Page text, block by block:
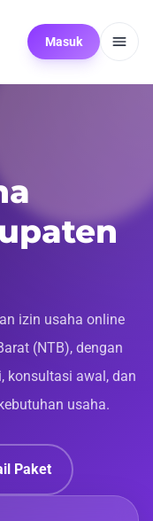
Masuk
izin usaha online
(NTB), dengan
konsultasi awal, dan
usaha.
Paket